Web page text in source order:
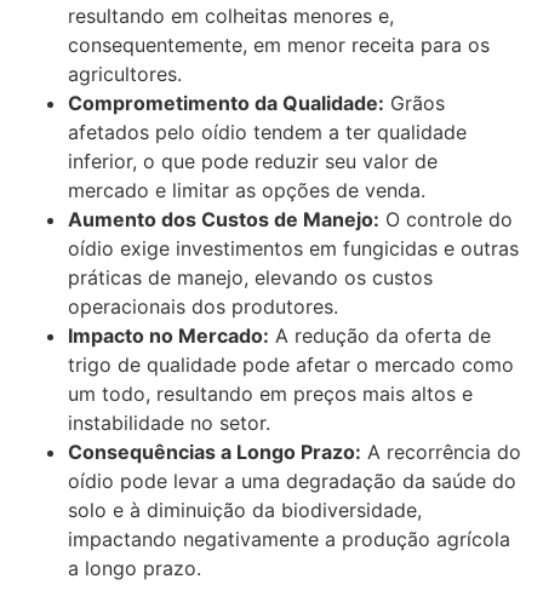
resultando em colheitas menores e,
consequentemente, em menor receita para os
agricultores.
Comprometimento da Qualidade: Grãos
afetados pelo oídio tendem a ter qualidade
inferior, o que pode reduzir seu valor de
mercado e limitar as opções de venda.
Aumento dos Custos de Manejo: O controle do
oídio exige investimentos em fungicidas e outras
práticas de manejo, elevando os custos
operacionais dos produtores.
Impacto no Mercado: A redução da oferta de
trigo de qualidade pode afetar o mercado como
um todo, resultando em preços mais altos e
instabilidade no setor.
Consequências a Longo Prazo: A recorrência do
oídio pode levar a uma degradação da saúde do
solo e à diminuição da biodiversidade,
impactando negativamente a produção agrícola
a longo prazo.